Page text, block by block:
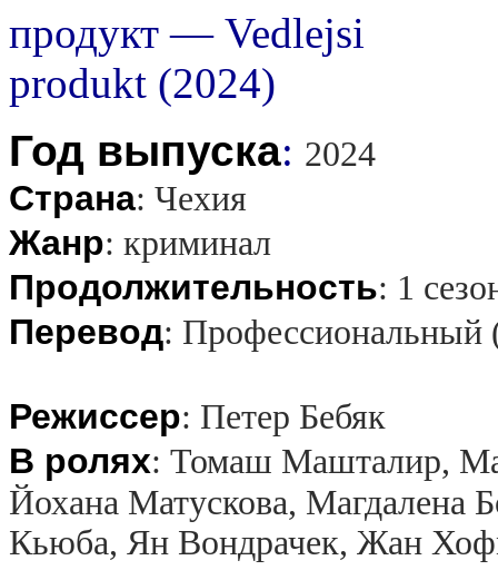
Год выпуска: 2024
Страна: Чехия
Жанр: криминал
Продолжительность: 1
Перевод: Профессиональный
Режиссер: Петер Бебяк
В ролях: Томаш Машталир,
Йохана Матускова, Магдалена
Кьюба, Ян Вондрачек, Жан